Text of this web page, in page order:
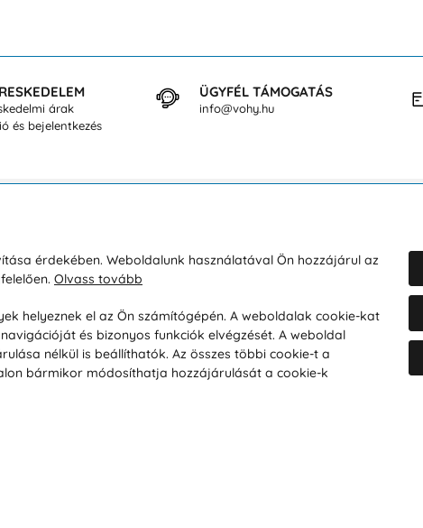
árak
és bejelentkezés
ÜGYFÉL TÁMOGATÁS
info@vohy.hu
Társaságról
Magánélet
Tanácsadó iroda
érdekében. Weboldalunk használatával Ön hozzájárul az
Olvass tovább
helyeznek el az Ön számítógépén. A weboldalak cookie-kat
és bizonyos funkciók elvégzését. A weboldal
nélkül is beállíthatók. Az összes többi cookie-t a
bármikor módosíthatja hozzájárulását a cookie-k